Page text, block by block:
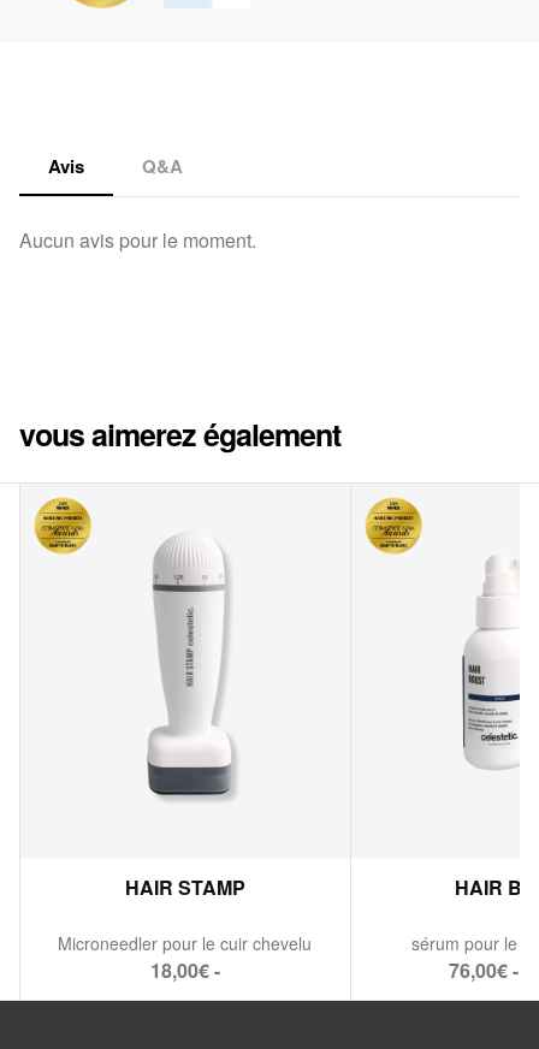
Avis Q&A
Aucun avis pour le moment.
vous aimerez également
HAIR STAMP
Microneedler pour le cuir chevelu
18,00€ -
HAIR
sérum pour le
76,00€ -